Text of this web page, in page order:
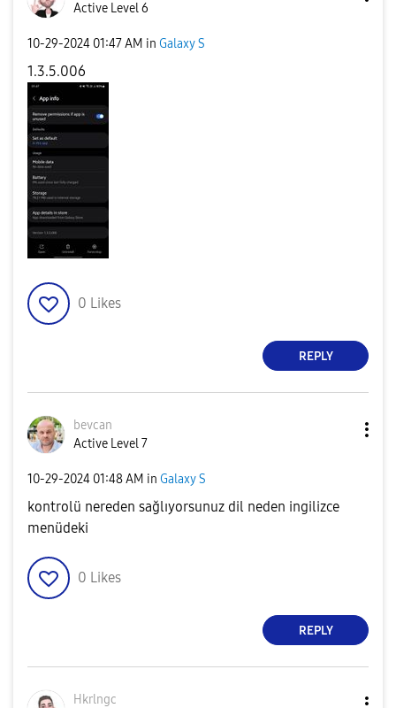
Active Level 6
‎10-29-2024 01:47 AM in Galaxy S
1.3.5.006
0 Likes
REPLY
bevcan
Active Level 7
‎10-29-2024 01:48 AM in Galaxy S
kontrolü nereden sağlıyorsunuz dil neden ingilizce
menüdeki
0 Likes
REPLY
Hkrlngc